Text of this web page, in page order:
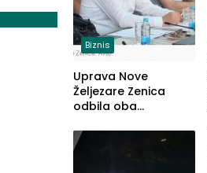
Biznis
Uprava Nove
Željezare Zenica
odbila oba
FBiH: Ustrajni da je
stečaj jedino rješenje